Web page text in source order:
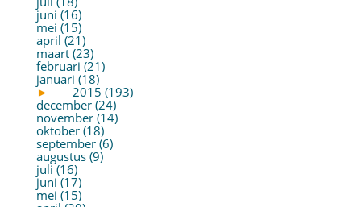
juni (16)
mei (15)
april (21)
maart (23)
februari (21)
januari (18)
►
2015 (193)
december (24)
november (14)
oktober (18)
september (6)
augustus (9)
juli (16)
juni (17)
mei (15)